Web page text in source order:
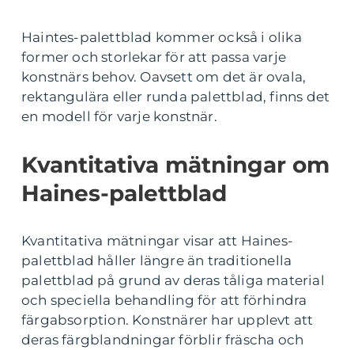
Haintes-palettblad kommer också i olika
former och storlekar för att passa varje
konstnärs behov. Oavsett om det är ovala,
rektangulära eller runda palettblad, finns det
en modell för varje konstnär.
Kvantitativa mätningar om
Haines-palettblad
Kvantitativa mätningar visar att Haines-
palettblad håller längre än traditionella
palettblad på grund av deras tåliga material
och speciella behandling för att förhindra
färgabsorption. Konstnärer har upplevt att
deras färgblandningar förblir fräscha och